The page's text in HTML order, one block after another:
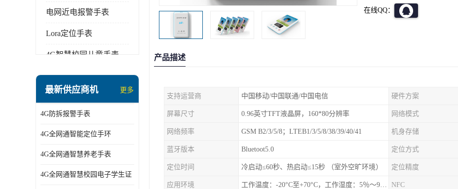
电网近电报警手表
Lora定位手表
4G智慧校园儿童手表
指静脉识别智能锁
2G/BT4.0智能睡眠带
2G/4G智慧养老手环
最新供应商机 更多
4G防拆报警手表
4G全网通智能定位手环
4G全网通智慧养老手表
4G全网通智慧校园电子学生证
在线QQ：
产品描述
支持运营商 中国移动/中国联通/中国电信 硬件方案
屏幕尺寸 0.96英寸TFT液晶屏，160*80分辨率 网络模式
网络频率 GSM B2/3/5/8；LTEB1/3/5/8/38/39/40/41 机身存储
蓝牙版本 Bluetoot5.0 定位方式
定位时间 冷启动≤60秒、热启动≤15秒 （室外空旷环境） 定位精度
应用环境 工作温度：-20°C至+70°C，工作湿度：5％〜95％RH NFC